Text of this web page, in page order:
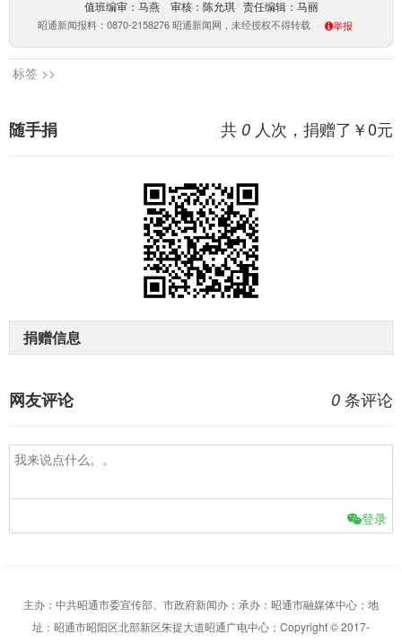
值班编审：马燕 审核：陈允琪 责任编辑：马丽
昭通新闻报料：0870-2158276 昭通新闻网，未经授权不得转载 举报
标签 >>
共 0 人次，捐赠了￥0元
随手捐
捐赠信息
0 条评论
网友评论
登录
主办：中共昭通市委宣传部、市政府新闻办；承办：昭通市融媒体中心；地
址：昭通市昭阳区北部新区朱提大道昭通广电中心；Copyright © 2017-